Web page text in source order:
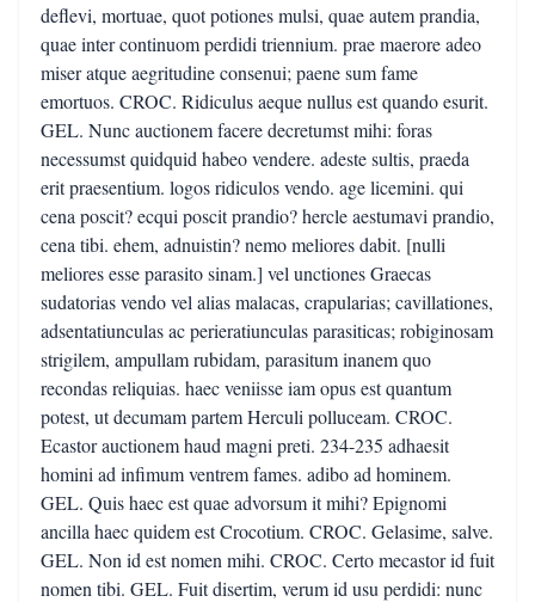
deflevi, mortuae, quot potiones mulsi, quae autem prandia,
quae inter continuom perdidi triennium. prae maerore adeo
miser atque aegritudine consenui; paene sum fame
emortuos. CROC. Ridiculus aeque nullus est quando esurit.
GEL. Nunc auctionem facere decretumst mihi: foras
necessumst quidquid habeo vendere. adeste sultis, praeda
erit praesentium. logos ridiculos vendo. age licemini. qui
cena poscit? ecqui poscit prandio? hercle aestumavi prandio,
cena tibi. ehem, adnuistin? nemo meliores dabit. [nulli
meliores esse parasito sinam.] vel unctiones Graecas
sudatorias vendo vel alias malacas, crapularias; cavillationes,
adsentatiunculas ac perieratiunculas parasiticas; robiginosam
strigilem, ampullam rubidam, parasitum inanem quo
recondas reliquias. haec veniisse iam opus est quantum
potest, ut decumam partem Herculi polluceam. CROC.
Ecastor auctionem haud magni preti. 234-235 adhaesit
homini ad infimum ventrem fames. adibo ad hominem.
GEL. Quis haec est quae advorsum it mihi? Epignomi
ancilla haec quidem est Crocotium. CROC. Gelasime, salve.
GEL. Non id est nomen mihi. CROC. Certo mecastor id fuit
nomen tibi. GEL. Fuit disertim, verum id usu perdidi: nunc